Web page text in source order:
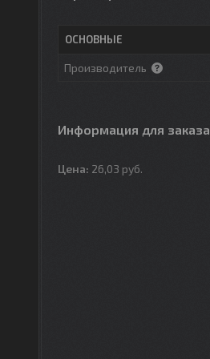
ОСНОВНЫЕ
Производитель
Информация для заказа
Цена: 26,03 руб.